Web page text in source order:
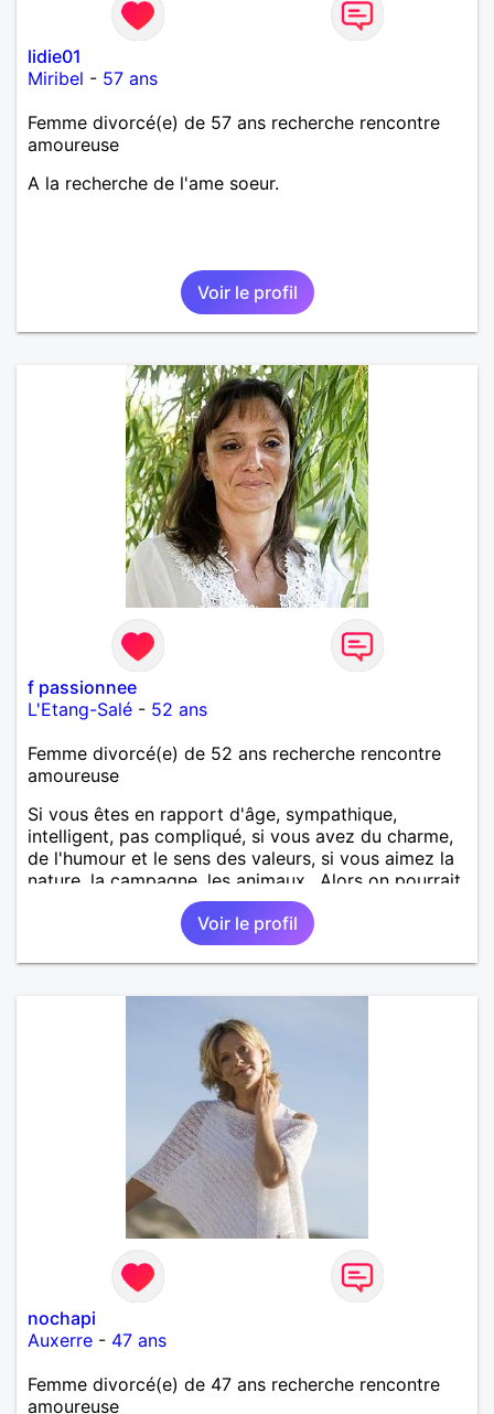
lidie01
Miribel - 57 ans
Femme divorcé(e) de 57 ans recherche rencontre
amoureuse
A la recherche de l'ame soeur.
Voir le profil
f passionnee
L'Etang-Salé - 52 ans
Femme divorcé(e) de 52 ans recherche rencontre
amoureuse
Si vous êtes en rapport d'âge, sympathique,
intelligent, pas compliqué, si vous avez du charme,
de l'humour et le sens des valeurs, si vous aimez la
nature, la campagne, les animaux.. Alors on pourrait
s'entendre, du coup n'hésitez pas à me contacter.
Voir le profil
nochapi
Auxerre - 47 ans
Femme divorcé(e) de 47 ans recherche rencontre
amoureuse